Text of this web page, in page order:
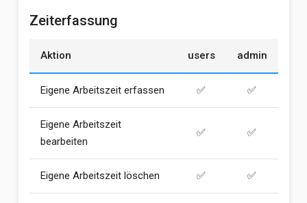
Zeiterfassung
Aktion users admin
Eigene Arbeitszeit erfassen ✅ ✅
Eigene Arbeitszeit
bearbeiten
✅ ✅
Eigene Arbeitszeit löschen ✅ ✅